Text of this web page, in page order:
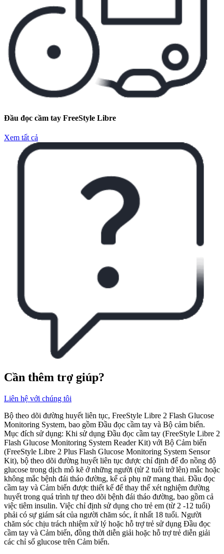
Đầu đọc cầm tay FreeStyle Libre
Xem tất cả
Cần thêm trợ giúp?
Liên hệ với chúng tôi
Bộ theo dõi đường huyết liên tục, FreeStyle Libre 2 Flash Glucose
Monitoring System, bao gồm Đầu đọc cầm tay và Bộ cảm biến.
Mục đích sử dụng: Khi sử dụng Đầu đọc cầm tay (FreeStyle Libre 2
Flash Glucose Monitoring System Reader Kit) với Bộ Cảm biến
(FreeStyle Libre 2 Plus Flash Glucose Monitoring System Sensor
Kit), bộ theo dõi đường huyết liên tục được chỉ định để đo nồng độ
glucose trong dịch mô kẽ ở những người (từ 2 tuổi trở lên) mắc hoặc
không mắc bệnh đái tháo đường, kể cả phụ nữ mang thai. Đầu đọc
cầm tay và Cảm biến được thiết kế để thay thế xét nghiệm đường
huyết trong quá trình tự theo dõi bệnh đái tháo đường, bao gồm cả
việc tiêm insulin. Việc chỉ định sử dụng cho trẻ em (từ 2 -12 tuổi)
phải có sự giám sát của người chăm sóc, ít nhất 18 tuổi. Người
chăm sóc chịu trách nhiệm xử lý hoặc hỗ trợ trẻ sử dụng Đầu đọc
cầm tay và Cảm biến, đồng thời diễn giải hoặc hỗ trợ trẻ diễn giải
các chỉ số glucose trên Cảm biến.